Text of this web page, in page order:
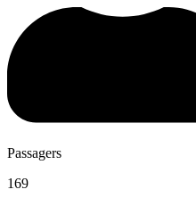
Passagers
169